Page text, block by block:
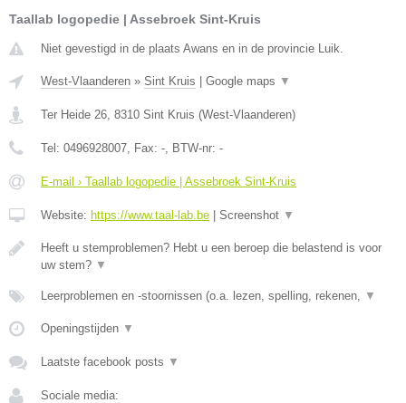
Taallab logopedie | Assebroek Sint-Kruis
Niet gevestigd in de plaats Awans en in de provincie Luik.
West-Vlaanderen » Sint Kruis | Google maps ▼
Ter Heide 26 8310 Sint Kruis (West-Vlaanderen)
Tel: 0496928007 , Fax: - , BTW-nr: -
E-mail › Taallab logopedie | Assebroek Sint-Kruis
Website: https://www.taal-lab.be | Screenshot ▼
Heeft u stemproblemen? Hebt u een beroep die belastend is voor
uw stem? ▼
Leerproblemen en -stoornissen (o.a. lezen, spelling, rekenen, ▼
Openingstijden ▼
Laatste facebook posts ▼
Sociale media: